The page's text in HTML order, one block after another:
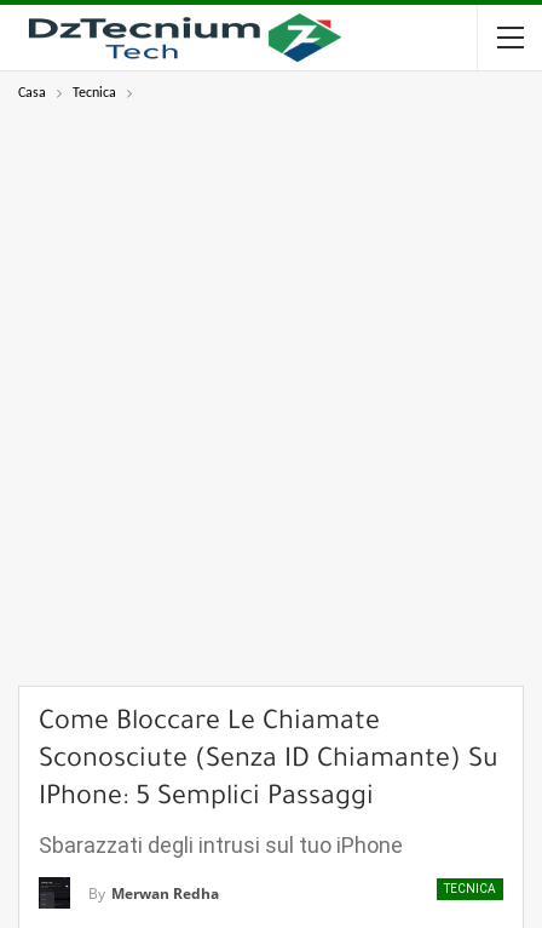
Casa Tecnica
Come Bloccare Le Chiamate
Sconosciute (senza ID Chiamante) Su
IPhone: 5 Semplici Passaggi
Sbarazzati degli intrusi sul tuo iPhone
TECNICA
By Merwan Redha